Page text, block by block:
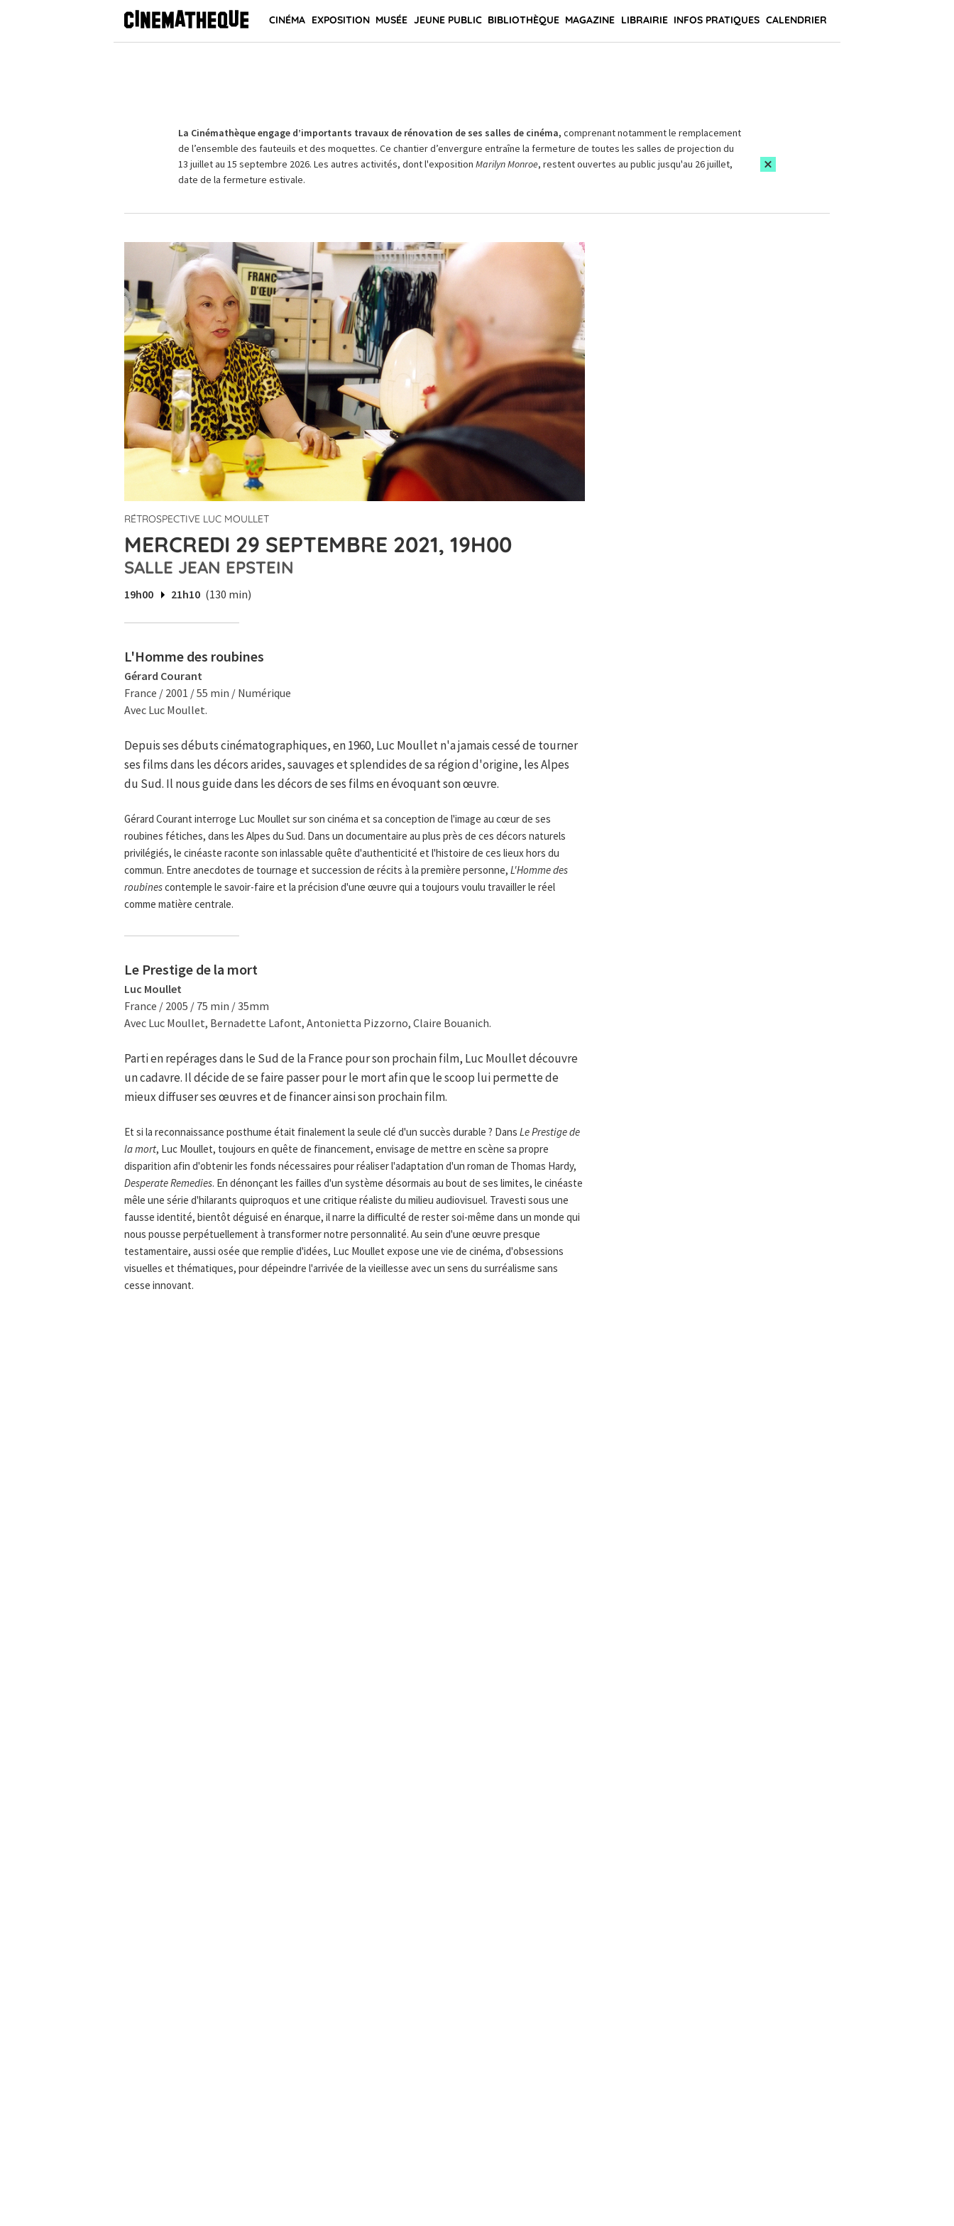
CINÉMA EXPOSITION MUSÉE JEUNE PUBLIC BIBLIOTHÈQUE MAGAZINE LIBRAIRIE INFOS PRATIQUES CALENDRIER
La Cinémathèque engage d’importants travaux de rénovation de ses salles de cinéma, comprenant notamment le remplacement
de l’ensemble des fauteuils et des moquettes. Ce chantier d’envergure entraîne la fermeture de toutes les salles de projection du
13 juillet au 15 septembre 2026. Les autres activités, dont l'exposition Marilyn Monroe, restent ouvertes au public jusqu'au 26 juillet,
date de la fermeture estivale.
RÉTROSPECTIVE LUC MOULLET
MERCREDI 29 SEPTEMBRE 2021, 19H00
SALLE JEAN EPSTEIN
19h00 21h10 (130 min)
L'Homme des roubines
Gérard Courant
France / 2001 / 55 min / Numérique
Avec Luc Moullet.
Depuis ses débuts cinématographiques, en 1960, Luc Moullet n'a jamais cessé de tourner
ses films dans les décors arides, sauvages et splendides de sa région d'origine, les Alpes
du Sud. Il nous guide dans les décors de ses films en évoquant son œuvre.
Gérard Courant interroge Luc Moullet sur son cinéma et sa conception de l'image au cœur de ses
roubines fétiches, dans les Alpes du Sud. Dans un documentaire au plus près de ces décors naturels
privilégiés, le cinéaste raconte son inlassable quête d'authenticité et l'histoire de ces lieux hors du
commun. Entre anecdotes de tournage et succession de récits à la première personne, L'Homme des
roubinescontemple le savoir-faire et la précision d'une œuvre qui a toujours voulu travailler le réel
comme matière centrale.
Le Prestige de la mort
Luc Moullet
France / 2005 / 75 min / 35mm
Avec Luc Moullet, Bernadette Lafont, Antonietta Pizzorno, Claire Bouanich.
Parti en repérages dans le Sud de la France pour son prochain film, Luc Moullet découvre
un cadavre. Il décide de se faire passer pour le mort afin que le scoop lui permette de
mieux diffuser ses œuvres et de financer ainsi son prochain film.
Et si la reconnaissance posthume était finalement la seule clé d'un succès durable ? Dans Le Prestige de
la mort, Luc Moullet, toujours en quête de financement, envisage de mettre en scène sa propre
disparition afin d'obtenir les fonds nécessaires pour réaliser l'adaptation d'un roman de Thomas Hardy,
Desperate Remedies. En dénonçant les failles d'un système désormais au bout de ses limites, le cinéaste
mêle une série d'hilarants quiproquos et une critique réaliste du milieu audiovisuel. Travesti sous une
fausse identité, bientôt déguisé en énarque, il narre la difficulté de rester soi-même dans un monde qui
nous pousse perpétuellement à transformer notre personnalité. Au sein d'une œuvre presque
testamentaire, aussi osée que remplie d'idées, Luc Moullet expose une vie de cinéma, d'obsessions
visuelles et thématiques, pour dépeindre l'arrivée de la vieillesse avec un sens du surréalisme sans
cesse innovant.